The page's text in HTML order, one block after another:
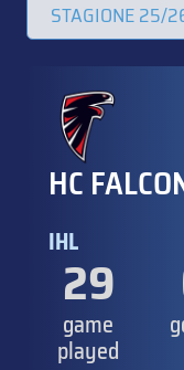
HC
IHL
29
game
played